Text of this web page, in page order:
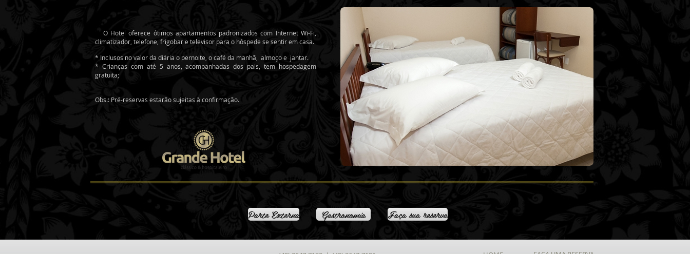
Parte Externa Gastronomia Faça sua reserva
O Hotel oferece ótimos apartamentos padronizados com Internet Wi-Fi,
climatizador, telefone, frigobar e televisor para o hóspede se sentir em casa.
* Inclusos no valor da diária o pernoite, o café da manhã, almoço e jantar.
* Crianças com até 5 anos, acompanhadas dos pais, tem hospedagem
gratuita;
Obs.: Pré-reservas estarão sujeitas à confirmação.